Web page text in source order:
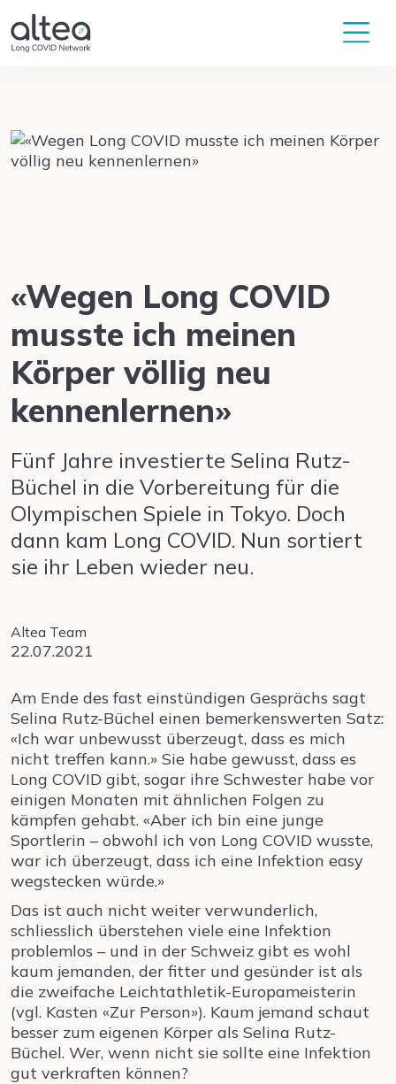
«Wegen Long COVID
musste ich meinen
Körper völlig neu
kennenlernen»
Fünf Jahre investierte Selina Rutz-
Büchel in die Vorbereitung für die
Olympischen Spiele in Tokyo. Doch
dann kam Long COVID. Nun sortiert
sie ihr Leben wieder neu.
Altea Team
22.07.2021
Am Ende des fast einstündigen Gesprächs sagt
Selina Rutz-Büchel einen bemerkenswerten Satz:
«Ich war unbewusst überzeugt, dass es mich
nicht treffen kann.» Sie habe gewusst, dass es
Long COVID gibt, sogar ihre Schwester habe vor
einigen Monaten mit ähnlichen Folgen zu
kämpfen gehabt. «Aber ich bin eine junge
Sportlerin – obwohl ich von Long COVID wusste,
war ich überzeugt, dass ich eine Infektion easy
wegstecken würde.»
Das ist auch nicht weiter verwunderlich,
schliesslich überstehen viele eine Infektion
problemlos – und in der Schweiz gibt es wohl
kaum jemanden, der fitter und gesünder ist als
die zweifache Leichtathletik-Europameisterin
(vgl. Kasten «Zur Person»). Kaum jemand schaut
besser zum eigenen Körper als Selina Rutz-
Büchel. Wer, wenn nicht sie sollte eine Infektion
gut verkraften können?